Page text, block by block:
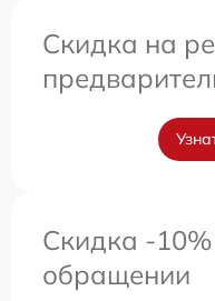
Скидка на
Скидка -
обращении